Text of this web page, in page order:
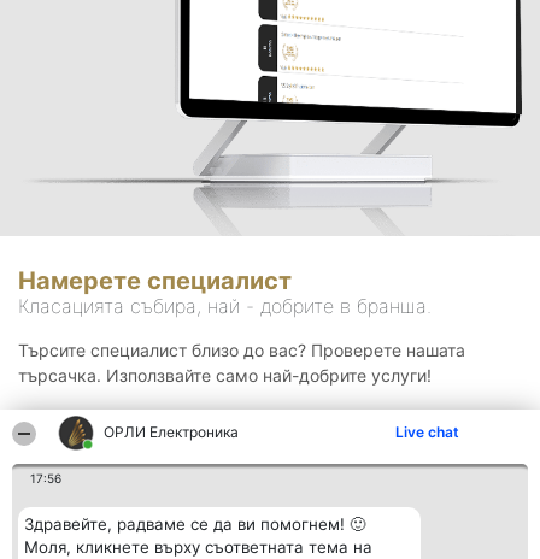
ОРЛИ Електроника Live chat
17:56
Здравейте, радваме се да ви помогнем! 🙂
Моля, кликнете върху съответната тема на
Намерете специалист
Класацията събира, най - добрите в бранша.
Търсите специалист близо до вас? Проверете нашата
търсачка. Използвайте само най-добрите услуги!